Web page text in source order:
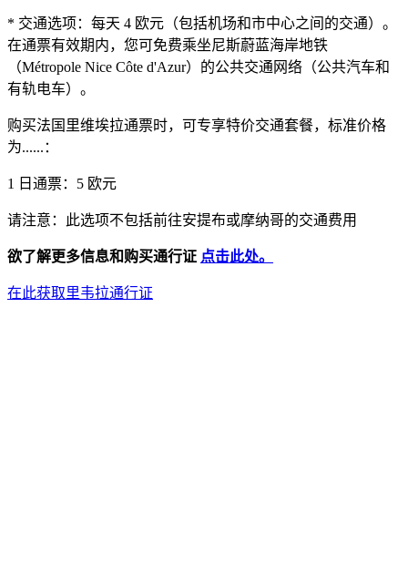
* 交通选项：每天 4 欧元（包括机场和市中心之间的交通）。
在通票有效期内，您可免费乘坐尼斯蔚蓝海岸地铁
（Métropole Nice Côte d'Azur）的公共交通网络（公共汽车和
有轨电车）。
购买法国里维埃拉通票时，可专享特价交通套餐，标准价格
为......：
1 日通票：5 欧元
请注意：此选项不包括前往安提布或摩纳哥的交通费用
欲了解更多信息和购买通行证 点击此处。
在此获取里韦拉通行证